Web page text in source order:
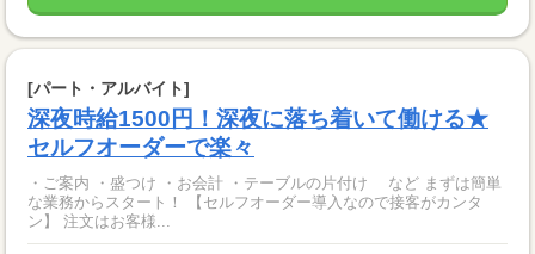
[パート・アルバイト]
深夜時給1500円！深夜に落ち着いて働ける★
セルフオーダーで楽々
・ご案内 ・盛つけ ・お会計 ・テーブルの片付け など まずは簡単
な業務からスタート！ 【セルフオーダー導入なので接客がカンタ
ン】 注文はお客様...